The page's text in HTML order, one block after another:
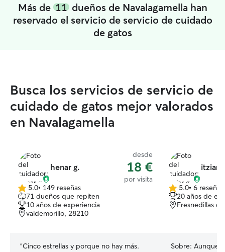
Más de 11dueños de Navalagamella han
reservado el servicio de servicio de cuidado
de gatos
Busca los servicios de servicio de
cuidado de gatos mejor valorados
en Navalagamella
henar g.
desde
18 €
por visita
5.0
de
5
estrellas
5.0• 149 reseñas
71 dueños que repiten
10 años de experiencia
valdemorillo, 28210
“Cinco estrellas y porque no hay más.
itziar
5.0
de
5
5.0• 6 reseñas
20 años de
Fresnedillas
Sobre: Aunque